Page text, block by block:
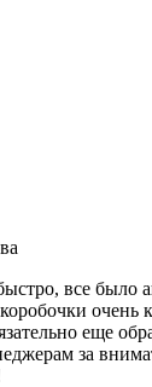
все было
очень
еще
за